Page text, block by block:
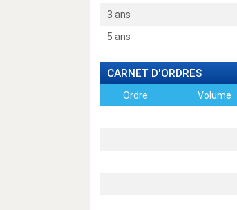
3 ans
5 ans
CARNET D'ORDRES
Ordre Volume